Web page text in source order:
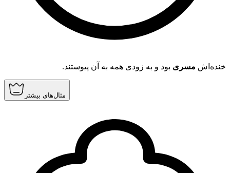
خنده‌اش مسری بود و به زودی همه به آن پیوستند.
مثال‌های بیشتر